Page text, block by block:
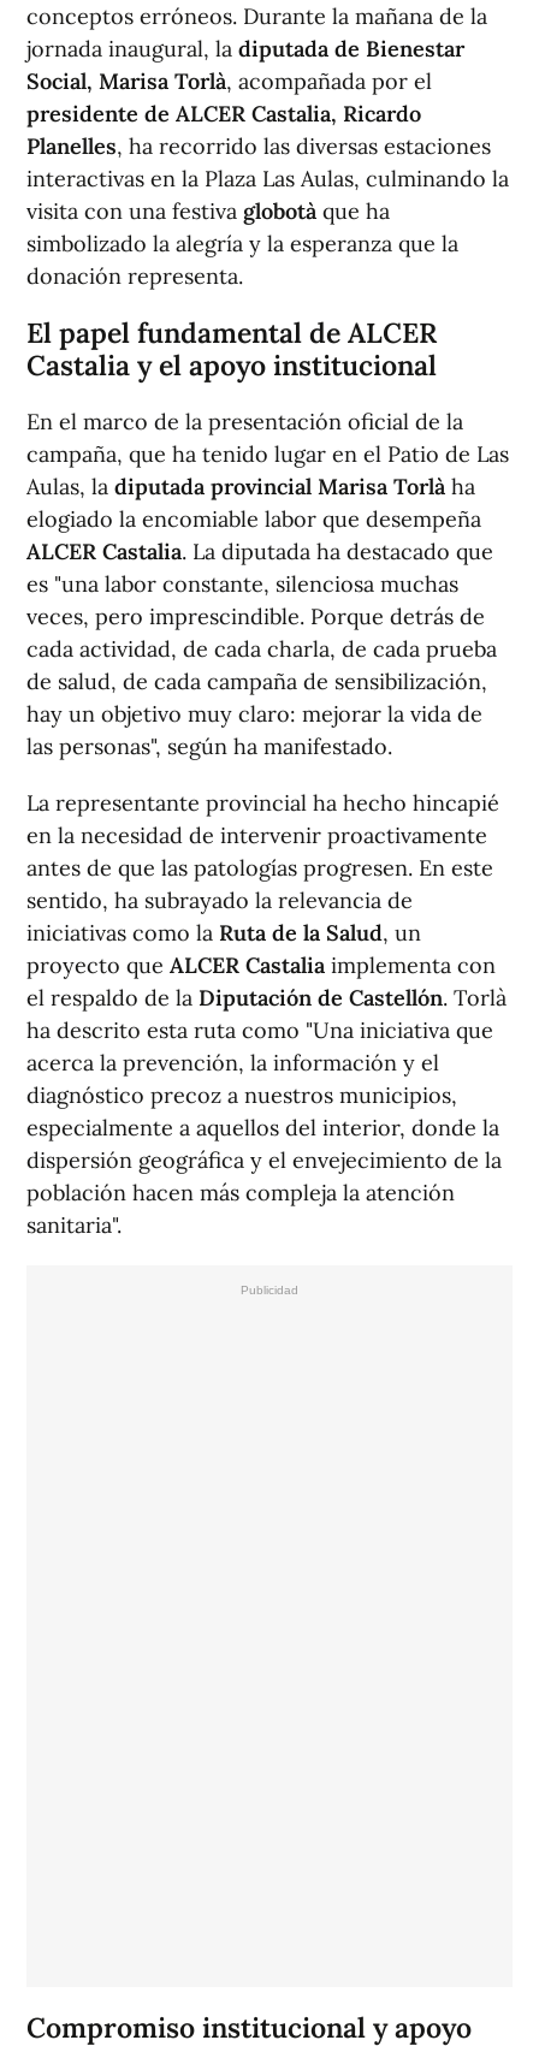
conceptos erróneos. Durante la mañana de la
jornada inaugural, la diputada de Bienestar
Social, Marisa Torlà, acompañada por el
presidente de ALCER Castalia, Ricardo
Planelles, ha recorrido las diversas estaciones
interactivas en la Plaza Las Aulas, culminando la
visita con una festiva globotà que ha
simbolizado la alegría y la esperanza que la
donación representa.
El papel fundamental de ALCER
Castalia y el apoyo institucional
En el marco de la presentación oficial de la
campaña, que ha tenido lugar en el Patio de Las
Aulas, la diputada provincial Marisa Torlà ha
elogiado la encomiable labor que desempeña
ALCER Castalia. La diputada ha destacado que
es "una labor constante, silenciosa muchas
veces, pero imprescindible. Porque detrás de
cada actividad, de cada charla, de cada prueba
de salud, de cada campaña de sensibilización,
hay un objetivo muy claro: mejorar la vida de
las personas", según ha manifestado.
La representante provincial ha hecho hincapié
en la necesidad de intervenir proactivamente
antes de que las patologías progresen. En este
sentido, ha subrayado la relevancia de
iniciativas como la Ruta de la Salud, un
proyecto que ALCER Castalia implementa con
el respaldo de la Diputación de Castellón. Torlà
ha descrito esta ruta como "Una iniciativa que
acerca la prevención, la información y el
diagnóstico precoz a nuestros municipios,
especialmente a aquellos del interior, donde la
dispersión geográfica y el envejecimiento de la
población hacen más compleja la atención
sanitaria".
Compromiso institucional y apoyo